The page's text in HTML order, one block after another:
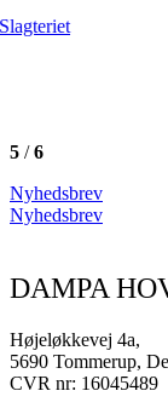
ID Identity
5 /6
Nyhedsbrev
Nyhedsbrev
DAMPA
Højeløkkevej 4a,
5690 Tommerup,
CVR nr: 16045489